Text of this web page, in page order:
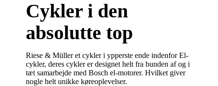
Cykler i den
absolutte top
Riese & Müller et cykler i ypperste ende indenfor El-
cykler, deres cykler er designet helt fra bunden af og i
tæt samarbejde med Bosch el-motorer. Hvilket giver
nogle helt unikke køreoplevelser.